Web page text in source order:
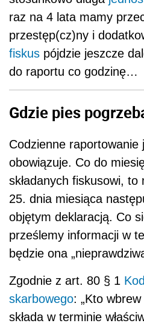
raz na 4 lata mamy
przestęp(cz)ny i
fiskus pójdzie jeszcze
do raportu co godzinę…
Gdzie pies
Codzienne raportowanie
obowiązuje. Co do
składanych fiskusowi, to
25. dnia miesiąca
objętym deklaracją. Co
prześlemy informacji w
będzie ona
Zgodnie z art. 80 § 1
skarbowego: „Kto
składa w terminie